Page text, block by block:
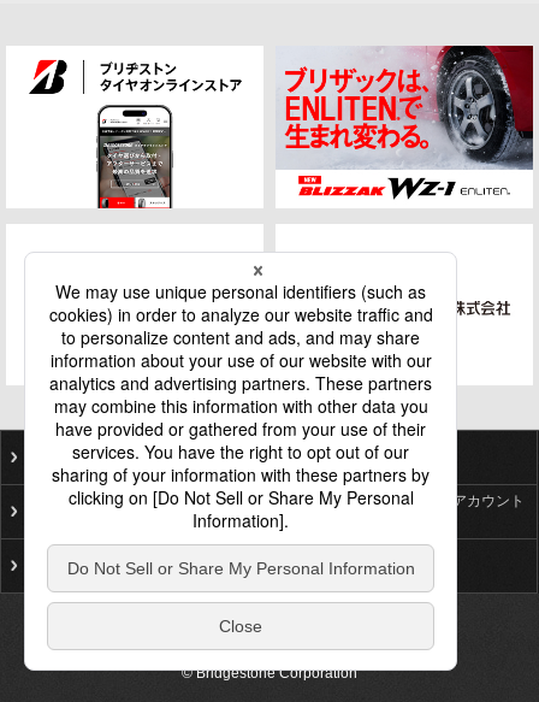
ご利用にあたって 個人情報保護基本方針
プライバシーポリシー
ソーシャルメディア公式アカウント
サイトマップ お問い合わせ
© Bridgestone Corporation